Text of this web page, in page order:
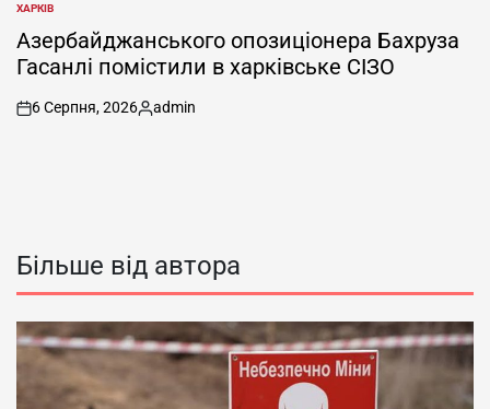
ОПУБЛІКУВАТИ
ХАРКІВ
Азербайджанського опозиціонера Бахруза
Гасанлі помістили в харківське СІЗО
on
6 Серпня, 2026
Опубліковано
admin
Більше від автора